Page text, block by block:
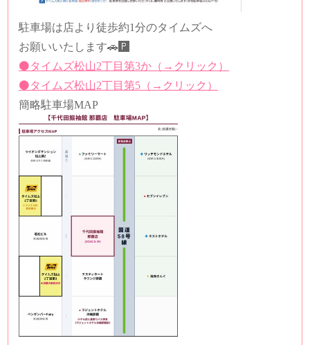
駐車場は店より徒歩約1分のタイムズへ
お願いいたします🚗🅿️
⚫️タイムズ松山2丁目第3か（→クリック）
⚫️タイムズ松山2丁目第5（→クリック）
簡略駐車場MAP